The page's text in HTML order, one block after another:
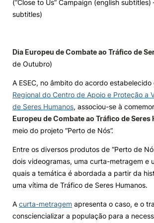
(“Close to Us” Campaign (english subtitles)
subtitles)
Dia Europeu de Combate ao Tráfico de
de Outubro)
A ESEC, no âmbito do acordo estabelecido
Regional do Centro de Apoio e Proteção a
de Seres Humanos, associou-se à
Europeu de Combate ao Tráfico de Seres
meio do projeto “Perto de Nós”.
Entre os diversos produtos de “Perto de
dois videogramas, uma curta-metragem e
quais a temática é abordada a partir da
uma vítima de Tráfico de Seres Humanos.
A curta-metragem apresenta o caso, e o
consciencializar a população para a